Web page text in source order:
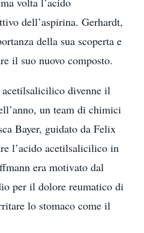
dell’aspirina. Gerhardt,
della sua scoperta e
il suo nuovo composto.
acetilsalicilico divenne il
un team di chimici
Bayer, guidato da Felix
l’acido acetilsalicilico in
era motivato dal
per il dolore reumatico di
lo stomaco come il